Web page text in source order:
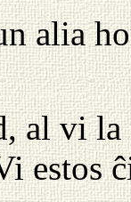
alia
al vi la
estos